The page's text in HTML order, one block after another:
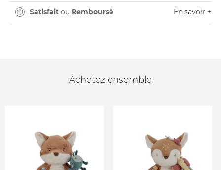
Satisfait ou Remboursé En savoir +
Achetez ensemble